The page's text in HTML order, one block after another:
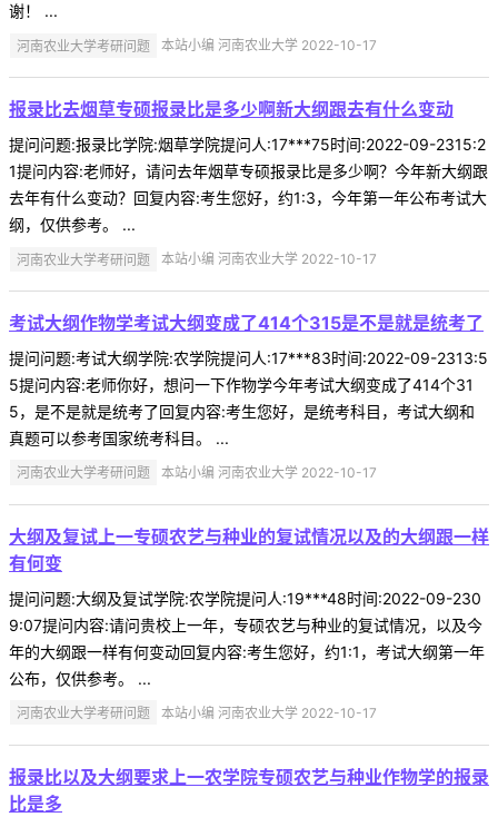
谢！ ...
河南农业大学考研问题 本站小编 河南农业大学 2022-10-17
报录比去烟草专硕报录比是多少啊新大纲跟去有什么变动
提问问题:报录比学院:烟草学院提问人:17***75时间:2022-09-2315:2
1提问内容:老师好，请问去年烟草专硕报录比是多少啊？今年新大纲跟
去年有什么变动？回复内容:考生您好，约1:3，今年第一年公布考试大
纲，仅供参考。 ...
河南农业大学考研问题 本站小编 河南农业大学 2022-10-17
考试大纲作物学考试大纲变成了414个315是不是就是统考了
提问问题:考试大纲学院:农学院提问人:17***83时间:2022-09-2313:5
5提问内容:老师你好，想问一下作物学今年考试大纲变成了414个31
5，是不是就是统考了回复内容:考生您好，是统考科目，考试大纲和
真题可以参考国家统考科目。 ...
河南农业大学考研问题 本站小编 河南农业大学 2022-10-17
大纲及复试上一专硕农艺与种业的复试情况以及的大纲跟一样
有何变
提问问题:大纲及复试学院:农学院提问人:19***48时间:2022-09-230
9:07提问内容:请问贵校上一年，专硕农艺与种业的复试情况，以及今
年的大纲跟一样有何变动回复内容:考生您好，约1:1，考试大纲第一年
公布，仅供参考。 ...
河南农业大学考研问题 本站小编 河南农业大学 2022-10-17
报录比以及大纲要求上一农学院专硕农艺与种业作物学的报录
比是多